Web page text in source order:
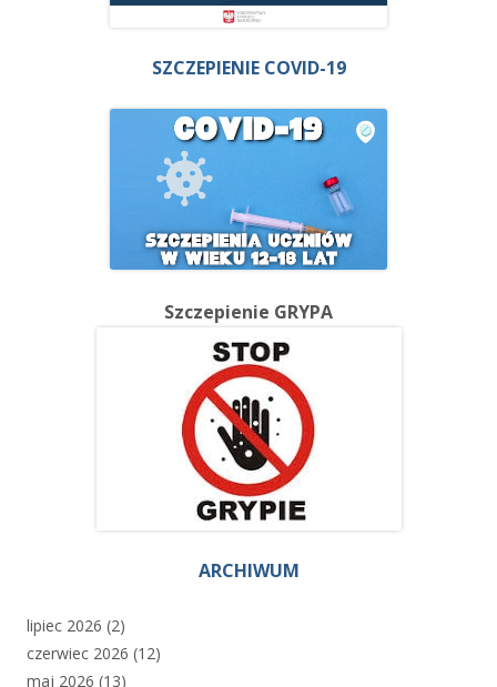
SZCZEPIENIE COVID-19
Szczepienie GRYPA
ARCHIWUM
lipiec 2026 (2)
czerwiec 2026 (12)
maj 2026 (13)